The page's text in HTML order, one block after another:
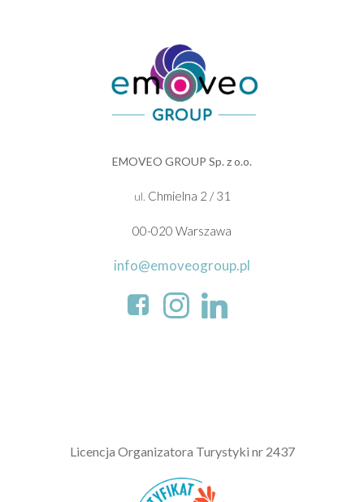
EMOVEO GROUP Sp. z o.o.
ul. Chmielna 2 / 31
00-020 Warszawa
info@emoveogroup.pl
Licencja Organizatora Turystyki nr 2437